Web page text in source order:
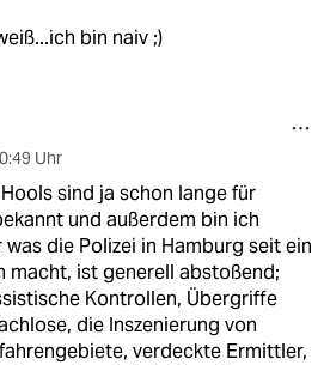
bin naiv ;)
Uhr
sind ja schon lange für
und außerdem bin ich
was die Polizei in Hamburg seit ein
macht, ist generell abstoßend;
Kontrollen, Übergriffe
die Inszenierung von
verdeckte Ermittler,